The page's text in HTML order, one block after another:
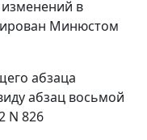
в
Минюстом
абзаца
абзац восьмой
N 826